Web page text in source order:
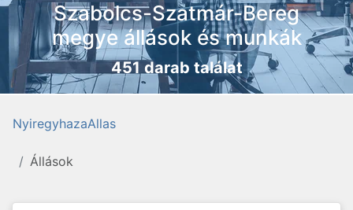
Szabolcs-Szatmár-Bereg
megye állások és munkák
451 darab találat
NyiregyhazaAllas
Állások